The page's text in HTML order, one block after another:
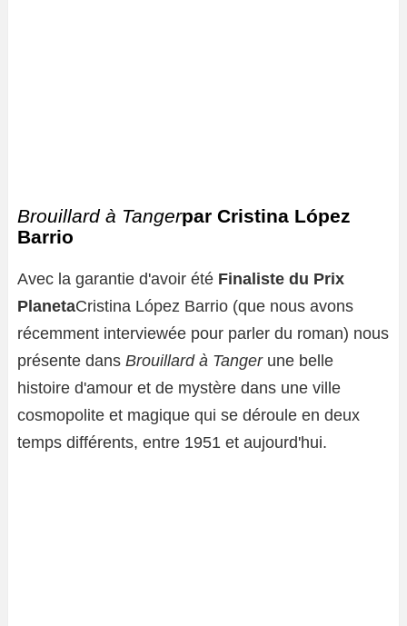
Brouillard à Tangerpar Cristina López
Barrio
Avec la garantie d'avoir été Finaliste du Prix
PlanetaCristina López Barrio (que nous avons
récemment interviewée pour parler du roman) nous
présente dans Brouillard à Tangerune belle
histoire d'amour et de mystère dans une ville
cosmopolite et magique qui se déroule en deux
temps différents, entre 1951 et aujourd'hui.